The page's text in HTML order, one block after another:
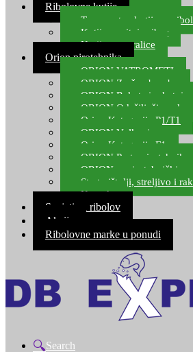
Ribolovne kutije
Transportne kutije za
Kutije za sitni pribor
Kutije za varalice
Orion pirotehnika
ORION VATROMETI
ORION Zračne bombe
ORION Rakete i raketni
ORION Odašiljači zvuka
Orion Kategorija P1/T1
ORION Vulkani
Orion Kategorija F1
ORION Party pirotehnika
ORION nepirotehnički
Start pištolji, streljivo i
Kontakt
Savjeti za ribolov
Akcija
Ribolovne marke u ponudi
Search